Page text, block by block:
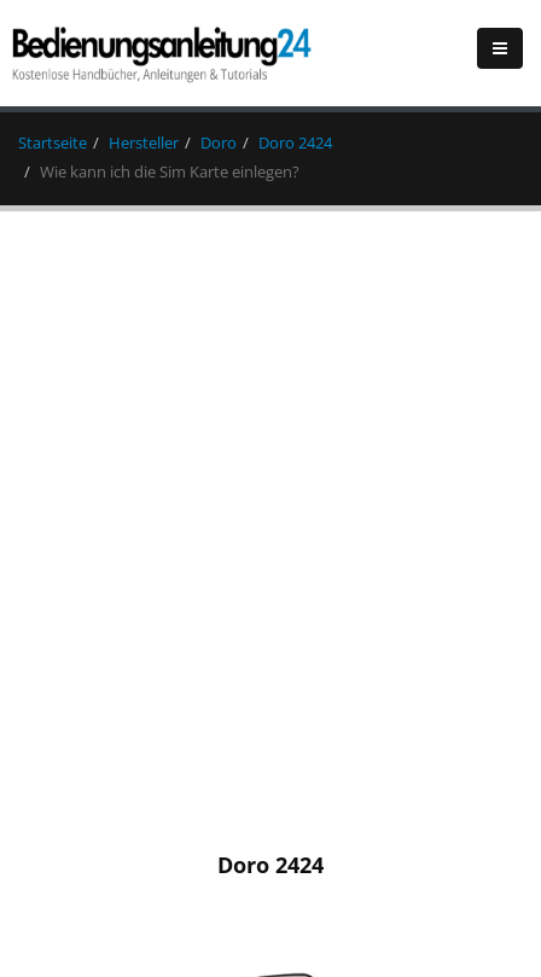
Startseite Hersteller Doro
Doro 2424
Wie kann ich die Sim Karte einlegen?
Doro 2424